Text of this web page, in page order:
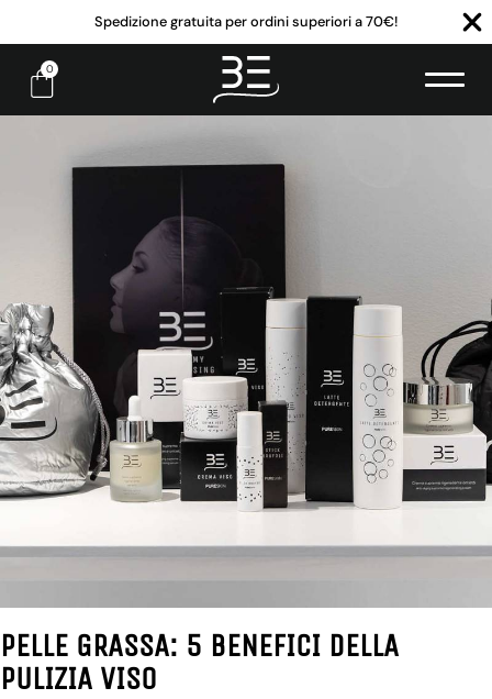
Spedizione gratuita per ordini superiori a 70€!
0
PELLE GRASSA: 5 BENEFICI DELLA
PULIZIA VISO